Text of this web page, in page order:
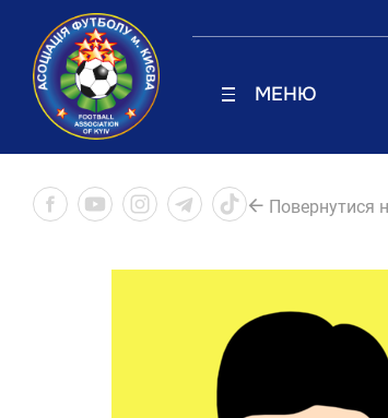
МЕНЮ
Повернутися